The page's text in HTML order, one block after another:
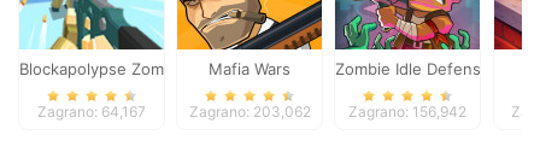
Blockapolypse Zombie Shooter
Zagrano: 64,167
Mafia Wars
Zagrano: 203,062
Zombie Idle Defense
Zagrano: 156,942